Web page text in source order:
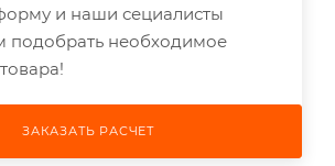
и наши сециалисты
подобрать необходимое
ЗАКАЗАТЬ РАСЧЕТ